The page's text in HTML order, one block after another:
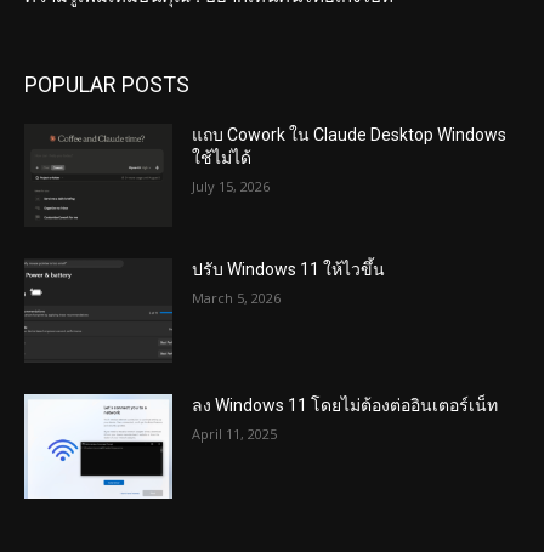
POPULAR POSTS
แถบ Cowork ใน Claude Desktop Windows
ใช้ไม่ได้
July 15, 2026
ปรับ Windows 11 ให้ไวขึ้น
March 5, 2026
ลง Windows 11 โดยไม่ต้องต่ออินเตอร์เน็ท
April 11, 2025